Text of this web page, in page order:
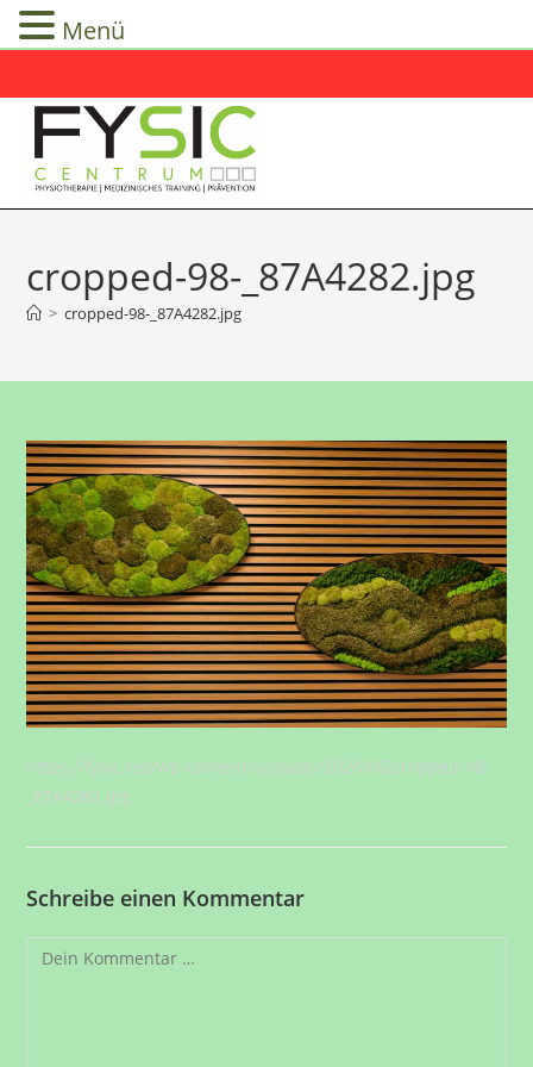
Inhalt
springen
cropped-98-_87A4282.jpg
> cropped-98-_87A4282.jpg
https://fysic.net/wp-content/uploads/2024/06/cropped-98-
_87A4282.jpg
Schreibe einen Kommentar
Kommentar
Menü